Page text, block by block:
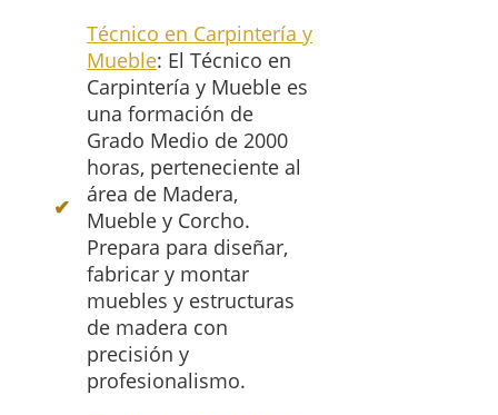
Técnico en Carpintería y
Mueble: El Técnico en
Carpintería y Mueble es
una formación de
Grado Medio de 2000
horas, perteneciente al
área de Madera,
Mueble y Corcho.
Prepara para diseñar,
fabricar y montar
muebles y estructuras
de madera con
precisión y
profesionalismo.